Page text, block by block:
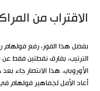
الاقتراب من
الترتيب، بفارق نقطتين فقط
الأوروبي. هذا الانتصار جاء
أعاد الأمل لجماهير فولهام